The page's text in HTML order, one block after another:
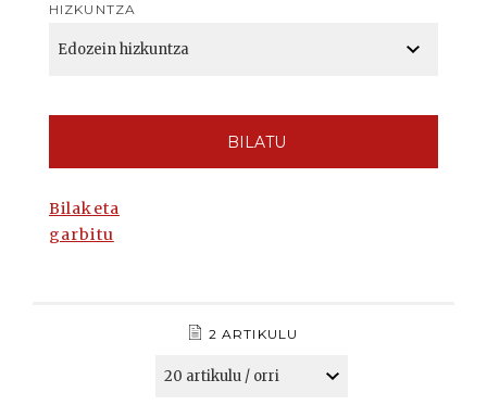
HIZKUNTZA
BILATU
Bilaketa
garbitu
2 ARTIKULU